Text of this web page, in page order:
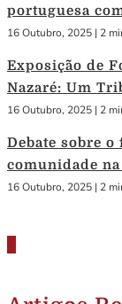
portuguesa
16 Outubro, 2025 | 2
Exposição de
Nazaré: Um
16 Outubro, 2025 | 2
Debate sobre
comunidade
16 Outubro, 2025 | 2